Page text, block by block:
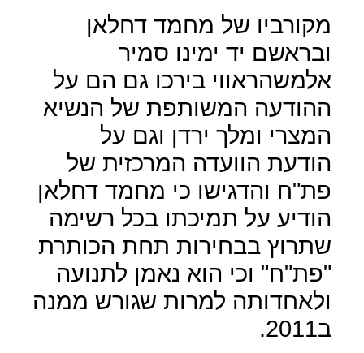
מקורביו של מחמד דחלאן
ובראשם יד ימינו סמיר
אלמשהראווי בירכו גם הם על
ההודעה המשותפת של הנשיא
המצרי ומלך ירדן וגם על
הודעת הוועדה המרכזית של
פת"ח והדגישו כי מחמד דחלאן
הודיע על תמיכתו בכל רשימה
שתרוץ בבחירות תחת הכותרת
"פת"ח" וכי הוא נאמן לתנועה
ולאחדותה למרות שגורש ממנה
ב2011.